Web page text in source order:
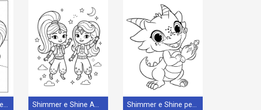
Shimmer e Shine Semplice Shimmer e Shine Amichevole Shimmer e Shine per Bimbi di 4 Anni